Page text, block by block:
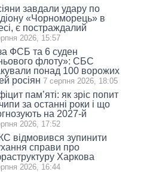
завдали удару по
«Чорноморець» в
є постраждалий
2026, 15:57
ФСБ та 6 суден
флоту»: СБС
понад 100 ворожих
росіян 7 серпня 2026, 18:05
пам’яті: як зріс попит
за останні роки і що
на 2027-й
2026, 17:52
відмовився зупинити
справи про
Харкова
2026, 16:44